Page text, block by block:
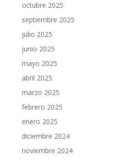
octubre 2025
septiembre 2025
julio 2025
junio 2025
mayo 2025
abril 2025
marzo 2025
febrero 2025
enero 2025
diciembre 2024
noviembre 2024